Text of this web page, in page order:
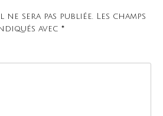
ne sera pas publiée. Les champs
avec *